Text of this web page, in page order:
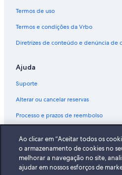
Termos de uso
Termos e condições da Vrbo
Diretrizes de conteúdo e denúncia de
Ajuda
Suporte
Alterar ou cancelar reservas
Processo e prazos de reembolso
Documentos para viagens
Ao clicar em “Aceitar todos os
o armazenamento de cookies no
melhorar a navegação no site,
ajudar em nossos esforços de